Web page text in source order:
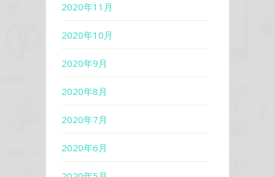
2020年11月
2020年10月
2020年9月
2020年8月
2020年7月
2020年6月